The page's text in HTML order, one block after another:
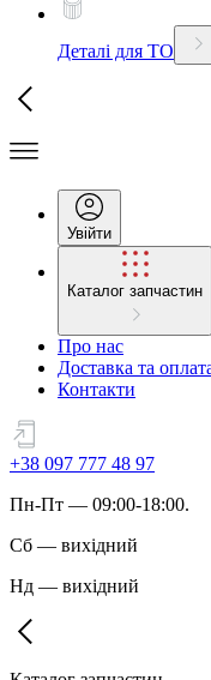
Деталі для ТО
Увійти
Каталог запчастин
Про нас
Доставка та
Контакти
+38 097 777 48 97
Пн-Пт — 09:00-18:00.
Сб — вихідний
Нд — вихідний